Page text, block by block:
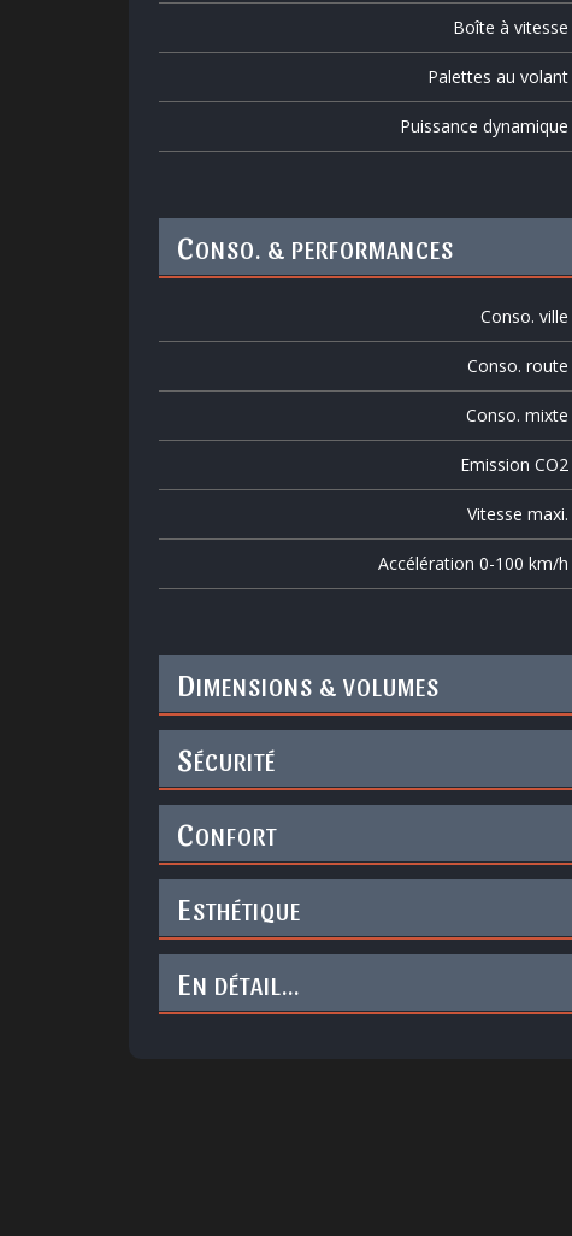
Boîte à vitesse
Palettes au volant
Puissance dynamique
CONSO. & PERFORMANCES
Conso. ville
Conso. route
Conso. mixte
Emission CO2
Vitesse maxi.
Accélération 0-100 km/h
DIMENSIONS & VOLUMES
SÉCURITÉ
CONFORT
ESTHÉTIQUE
EN DÉTAIL...